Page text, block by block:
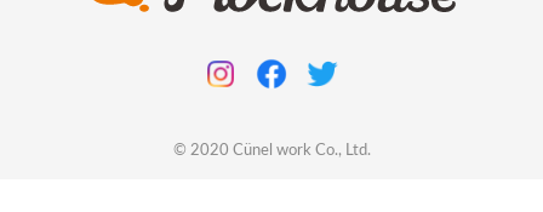
© 2020 Cünel work Co., Ltd.